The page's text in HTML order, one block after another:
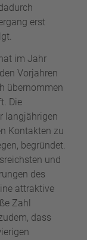
erst
im Jahr
Vorjahren
übernommen
Die
langjährigen
Kontakten zu
begründet.
und
des
attraktive
Zahl
dass